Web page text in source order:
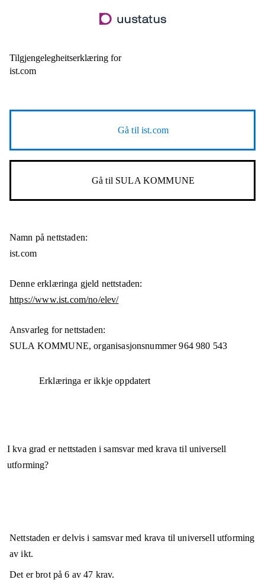
til
Tilgjengelegheitserklæring for
ist.com
Gå til ist.com
Gå til SULA KOMMUNE
Namn på nettstaden:
ist.com
Denne erklæringa gjeld nettstaden:
https://www.ist.com/no/elev/
Ansvarleg for nettstaden:
SULA KOMMUNE,organisasjonsnummer 964 980 543
Erklæringa er ikkje oppdatert
I kva grad er nettstaden i samsvar med krava til universell
utforming?
Nettstaden erdelvis i samsvarmed krava til universell utforming
av ikt.
Det er brot på6 av47 krav.